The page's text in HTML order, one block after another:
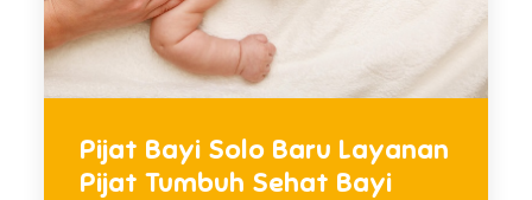
Pijat Bayi Solo Baru Layanan
Pijat Tumbuh Sehat Bayi